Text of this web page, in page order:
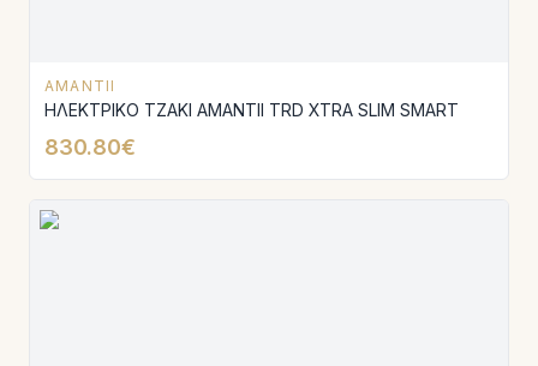
AMANTII
ΗΛΕΚΤΡΙΚΟ ΤΖΑΚΙ AMANTΙI TRD XTRA SLIM SMART
830.80€